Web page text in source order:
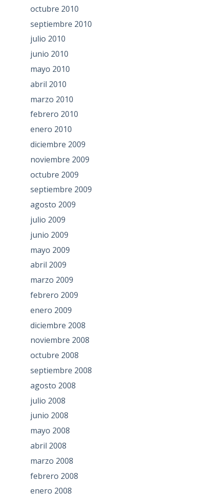
octubre 2010
septiembre 2010
julio 2010
junio 2010
mayo 2010
abril 2010
marzo 2010
febrero 2010
enero 2010
diciembre 2009
noviembre 2009
octubre 2009
septiembre 2009
agosto 2009
julio 2009
junio 2009
mayo 2009
abril 2009
marzo 2009
febrero 2009
enero 2009
diciembre 2008
noviembre 2008
octubre 2008
septiembre 2008
agosto 2008
julio 2008
junio 2008
mayo 2008
abril 2008
marzo 2008
febrero 2008
enero 2008